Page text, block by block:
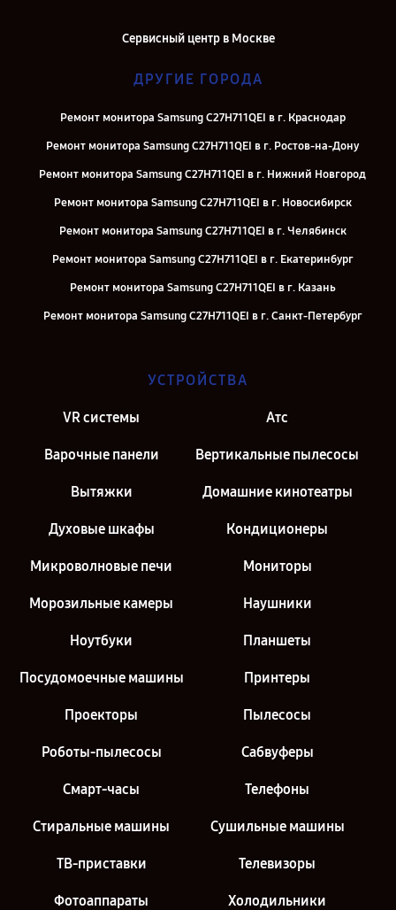
Сервисный центр в Москве
ДРУГИЕ ГОРОДА
Ремонт монитора Samsung C27H711QEI в г. Краснодар
Ремонт монитора Samsung C27H711QEI в г. Ростов-на-Дону
Ремонт монитора Samsung C27H711QEI в г. Нижний Новгород
Ремонт монитора Samsung C27H711QEI в г. Новосибирск
Ремонт монитора Samsung C27H711QEI в г. Челябинск
Ремонт монитора Samsung C27H711QEI в г. Екатеринбург
Ремонт монитора Samsung C27H711QEI в г. Казань
Ремонт монитора Samsung C27H711QEI в г. Санкт-Петербург
УСТРОЙСТВА
VR системы Атс
Варочные панели Вертикальные пылесосы
Вытяжки Домашние кинотеатры
Духовые шкафы Кондиционеры
Микроволновые печи Мониторы
Морозильные камеры Наушники
Ноутбуки Планшеты
Посудомоечные машины Принтеры
Проекторы Пылесосы
Роботы-пылесосы Сабвуферы
Смарт-часы Телефоны
Стиральные машины Сушильные машины
ТВ-приставки Телевизоры
Фотоаппараты Холодильники